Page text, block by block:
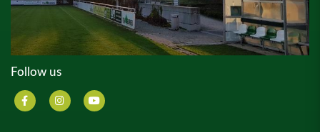
Follow us